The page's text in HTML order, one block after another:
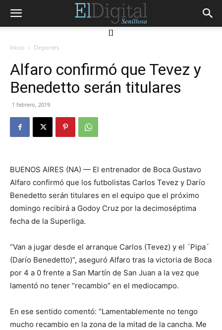
[]
Inicio Deportes
Alfaro confirmó que Tevez y
Benedetto serán titulares
1 febrero, 2019
BUENOS AIRES (NA) — El entrenador de Boca Gustavo
Alfaro confirmó que los futbolistas Carlos Tevez y Darío
Benedetto serán titulares en el equipo que el próximo
domingo recibirá a Godoy Cruz por la decimoséptima
fecha de la Superliga.
“Van a jugar desde el arranque Carlos (Tevez) y el ´Pipa´
(Darío Benedetto)”, aseguró Alfaro tras la victoria de Boca
por 4 a 0 frente a San Martín de San Juan a la vez que
lamentó no tener “recambio” en el mediocampo.
En ese sentido comentó: “Lamentablemente no tengo
mucho recambio en la zona de la mitad de la cancha. Me